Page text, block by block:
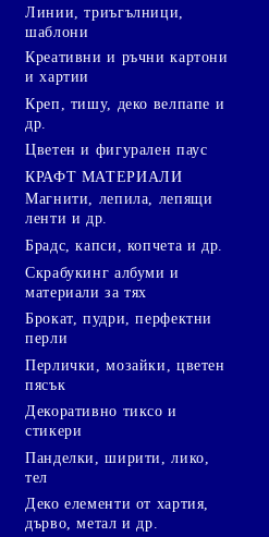
Линии, триъгълници,
шаблони
Креативни и ръчни картони
и хартии
Креп, тишу, деко велпапе и
др.
Цветен и фигурален паус
КРАФТ МАТЕРИАЛИ
Магнити, лепила, лепящи
ленти и др.
Брадс, капси, копчета и др.
Скрабукинг албуми и
материали за тях
Брокат, пудри, перфектни
перли
Перлички, мозайки, цветен
пясък
Декоративно тиксо и
стикери
Панделки, ширити, лико,
тел
Деко елементи от хартия,
дърво, метал и др.